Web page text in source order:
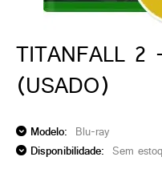
TITANFALL 2
(USADO)
Modelo: Blu-ray
Disponibilidade: Sem